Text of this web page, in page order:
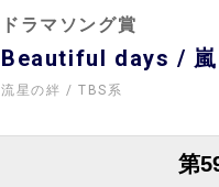
ドラマソング賞
Beautiful days 嵐
流星の絆 TBS系